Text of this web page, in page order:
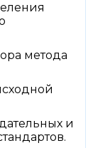
метода
и